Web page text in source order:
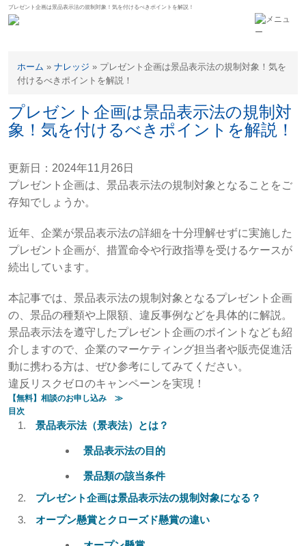
プレゼント企画は景品表示法の規制対象！気を付けるべきポイントを解説！
ホーム » ナレッジ » プレゼント企画は景品表示法の規制対象！気を
付けるべきポイントを解説！
プレゼント企画は景品表示法の規制対
象！気を付けるべきポイントを解説！
更新日：2024年11月26日
プレゼント企画は、景品表示法の規制対象となることをご
存知でしょうか。
近年、企業が景品表示法の詳細を十分理解せずに実施した
プレゼント企画が、措置命令や行政指導を受けるケースが
続出しています。
本記事では、景品表示法の規制対象となるプレゼント企画
の、景品の種類や上限額、違反事例などを具体的に解説。
景品表示法を遵守したプレゼント企画のポイントなども紹
介しますので、企業のマーケティング担当者や販売促進活
動に携わる方は、ぜひ参考にしてみてください。
違反リスクゼロのキャンペーンを実現！
【無料】相談のお申し込み ≫
目次
景品表示法（景表法）とは？
景品表示法の目的
景品類の該当条件
プレゼント企画は景品表示法の規制対象になる？
オープン懸賞とクローズド懸賞の違い